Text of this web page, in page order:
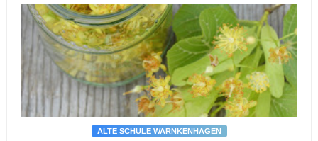
ALTE SCHULE WARNKENHAGEN